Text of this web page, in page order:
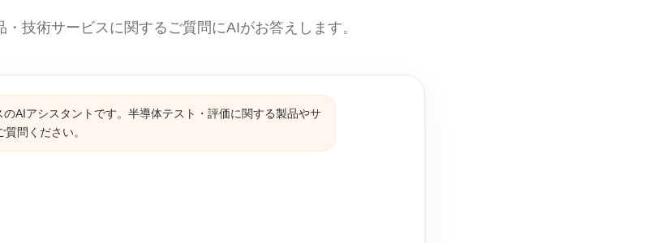
技術サービスに関するご質問にAIがお答えします。
のAIアシスタントです。半導体テスト・評価に関する製品やサ
問ください。